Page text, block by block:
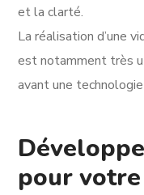
et la clarté.
La réalisation d’une
est notamment très
avant une
pour votre